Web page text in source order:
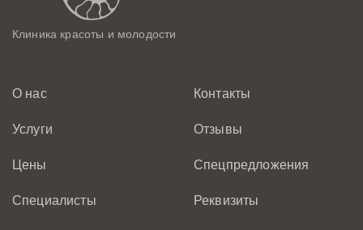
Клиника красоты и молодости
О нас
Услуги
Цены
Специалисты
Контакты
Отзывы
Спецпредложения
Реквизиты